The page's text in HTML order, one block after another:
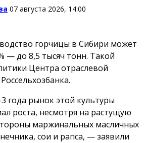
07 августа 2026, 14:00
горчицы в Сибири может
— до 8,5 тысяч тонн. Такой
Центра отраслевой
года рынок этой культуры
роста, несмотря на растущую
маржинальных масличных
сои и рапса, — заявили